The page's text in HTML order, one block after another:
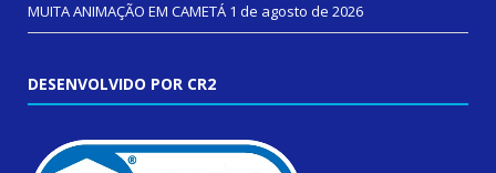
MUITA ANIMAÇÃO EM CAMETÁ 1 de agosto de 2026
DESENVOLVIDO POR CR2